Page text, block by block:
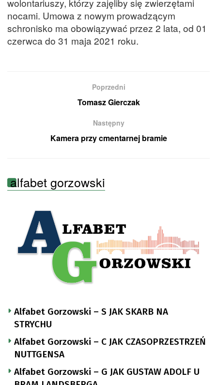
wolontariuszy, którzy zajęliby się zwierzętami
nocami. Umowa z nowym prowadzącym
schronisko ma obowiązywać przez 2 lata, od 01
czerwca do 31 maja 2021 roku.
Poprzedni
Tomasz Gierczak
Następny
Kamera przy cmentarnej bramie
alfabet gorzowski
Alfabet Gorzowski – S JAK SKARB NA
STRYCHU
Alfabet Gorzowski – C JAK CZASOPRZESTRZEŃ
NUTTGENSA
Alfabet Gorzowski – G JAK GUSTAW ADOLF U